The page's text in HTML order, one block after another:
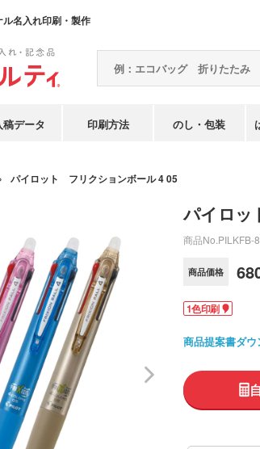
名入れ印刷・製作
データ 印刷方法 のし・包装
パイロット フリクションボール 4 05
パイロ
商品No. PILKFB-
商品価格
1色印刷
商品提案書ダウ